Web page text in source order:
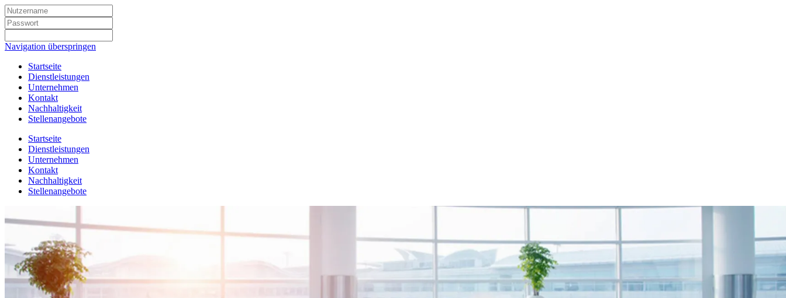
Navigation überspringen
Startseite
Dienstleistungen
Unternehmen
Kontakt
Nachhaltigkeit
Stellenangebote
Startseite
Dienstleistungen
Unternehmen
Kontakt
Nachhaltigkeit
Stellenangebote